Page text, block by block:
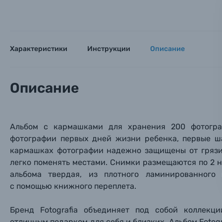
Оптические приборы
Осветительное оборудование
Фоторамки
Фотоальбомы
Книги о фотографии, альбомы известных
Вами с
Нажимая
Характеристики Инструкции Описание
Описание
Альбом с кармашками для хранения 200
фотографии первых дней жизни ребенка, первые
кармашках фотографии надежно защищены от
легко поменять местами. Снимки размещаются по 2
альбома твердая, из плотного
с помощью книжного переплета.
Бренд Fotografia объединяет под собой